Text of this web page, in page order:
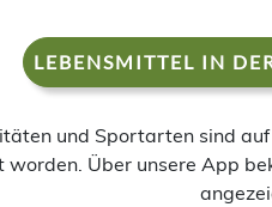
LEBENSMITTEL IN
und Sportarten sind
worden. Über unsere App